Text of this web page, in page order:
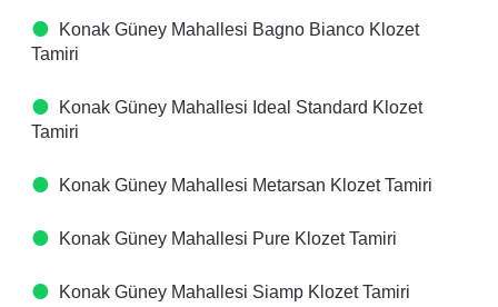
Konak Güney Mahallesi Bagno Bianco Klozet
Tamiri
Konak Güney Mahallesi Ideal Standard Klozet
Tamiri
Konak Güney Mahallesi Metarsan Klozet Tamiri
Konak Güney Mahallesi Pure Klozet Tamiri
Konak Güney Mahallesi Siamp Klozet Tamiri